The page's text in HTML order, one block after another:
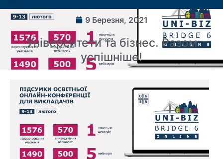
9 Березня, 2021
Університети та бізнес. Разом
успішніше!